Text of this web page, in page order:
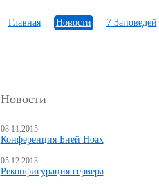
Главная Новости 7 Заповедей
Новости
08.11.2015
Конференция Бней Ноах
05.12.2013
Реконфигурация сервера